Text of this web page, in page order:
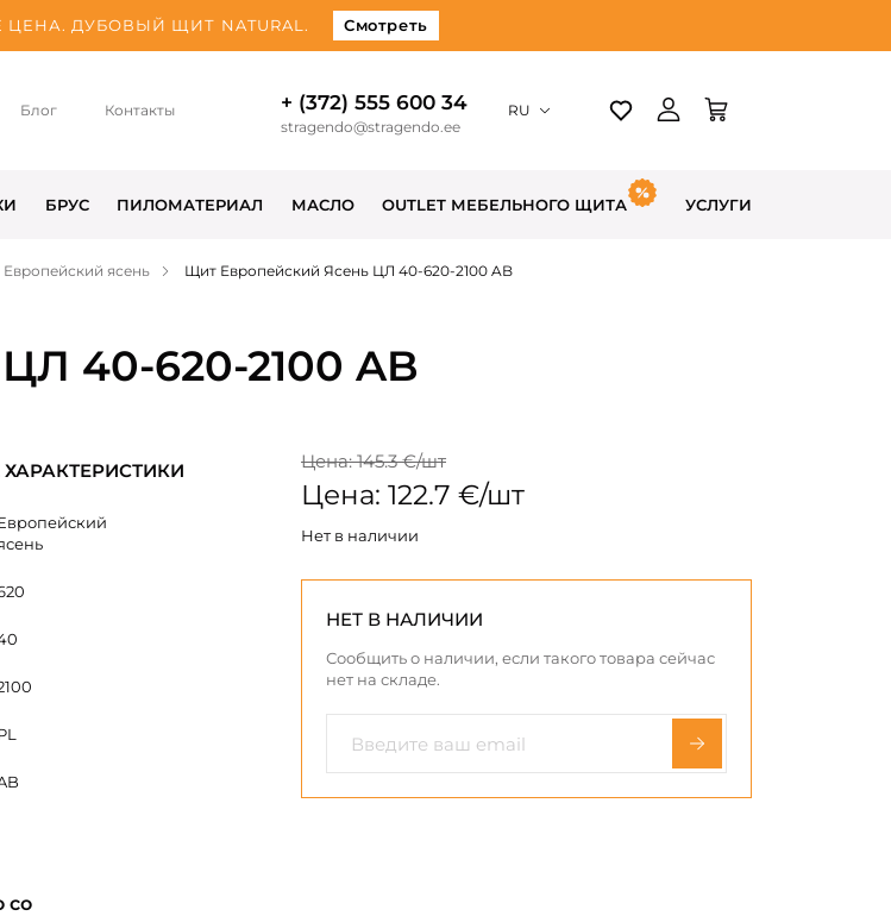
ДУБОВЫЙ ЩИТ NATURAL. Смотреть
Блог Контакты + (372) 555 600 34
stragendo@stragendo.ee
RU
БРУС ПИЛОМАТЕРИАЛ МАСЛО OUTLET МЕБЕЛЬНОГО ЩИТА УСЛУГИ
Европейский ясень Щит Европейский Ясень ЦЛ 40-620-2100 AB
40-620-2100 AB
Цена: 145.3 €/шт
Цена: 122.7 €/шт
Нет в наличии
НЕТ В НАЛИЧИИ
Сообщить о наличии, если такого товара сейчас
нет на складе.
со